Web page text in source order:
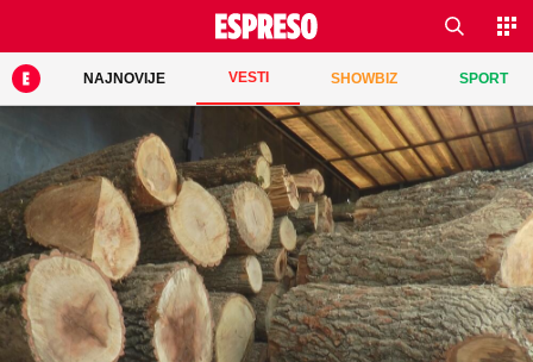
NAJNOVIJE VESTI SHOWBIZ SPORT